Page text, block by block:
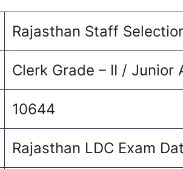
Rajasthan Staff
Clerk Grade – II / Junior
10644
Rajasthan LDC Exam